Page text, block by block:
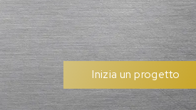
Inizia un progetto